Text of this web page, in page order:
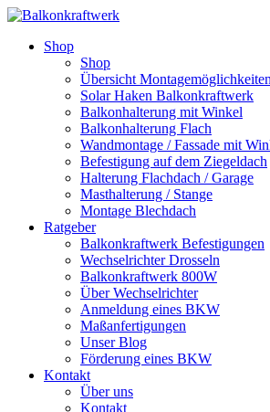
Shop
Shop
Übersicht Montagemöglichkeiten
Solar Haken Balkonkraftwerk
Balkonhalterung mit Winkel
Balkonhalterung Flach
Wandmontage / Fassade mit
Befestigung auf dem Ziegeldach
Halterung Flachdach / Garage
Masthalterung / Stange
Montage Blechdach
Ratgeber
Balkonkraftwerk Befestigungen
Wechselrichter Drosseln
Balkonkraftwerk 800W
Über Wechselrichter
Anmeldung eines BKW
Maßanfertigungen
Unser Blog
Förderung eines BKW
Kontakt
Über uns
Kontakt